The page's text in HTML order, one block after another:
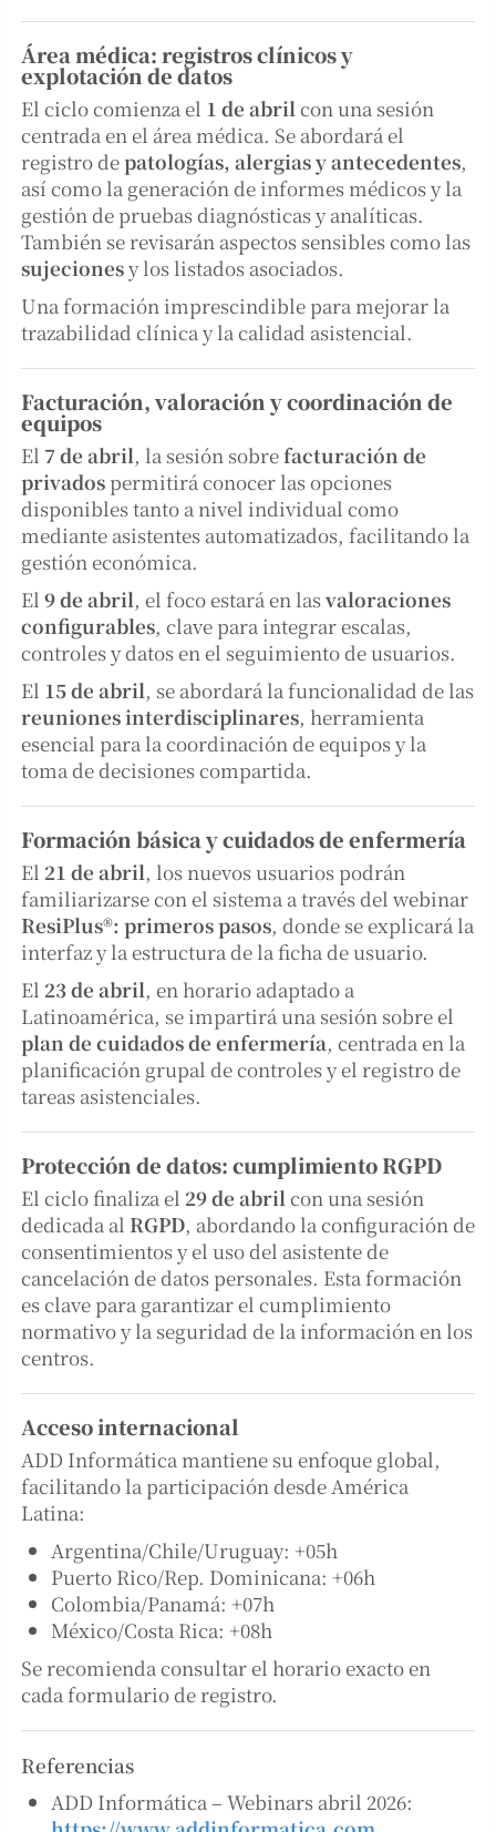
Área médica: registros clínicos y
explotación de datos
El ciclo comienza el 1 de abril con una sesión
centrada en el área médica. Se abordará el
registro depatologías, alergias y antecedentes,
así como la generación de informes médicos y la
gestión de pruebas diagnósticas y analíticas.
También se revisarán aspectos sensibles como las
sujecionesy los listados asociados.
Una formación imprescindible para mejorar la
trazabilidad clínica y la calidad asistencial.
Facturación, valoración y coordinación de
equipos
El 7 de abril, la sesión sobrefacturación de
privados permitirá conocer las opciones
disponibles tanto a nivel individual como
mediante asistentes automatizados, facilitando la
gestión económica.
El 9 de abril, el foco estará en lasvaloraciones
configurables, clave para integrar escalas,
controles y datos en el seguimiento de usuarios.
El 15 de abril, se abordará la funcionalidad de las
reuniones interdisciplinares, herramienta
esencial para la coordinación de equipos y la
toma de decisiones compartida.
Formación básica y cuidados de enfermería
El 21 de abril, los nuevos usuarios podrán
familiarizarse con el sistema a través del webinar
ResiPlus®: primeros pasos, donde se explicará la
interfaz y la estructura de la ficha de usuario.
El 23 de abril, en horario adaptado a
Latinoamérica, se impartirá una sesión sobre el
plan de cuidados de enfermería, centrada en la
planificación grupal de controles y el registro de
tareas asistenciales.
Protección de datos: cumplimiento RGPD
El ciclo finaliza el 29 de abril con una sesión
dedicada al RGPD, abordando la configuración de
consentimientos y el uso del asistente de
cancelación de datos personales. Esta formación
es clave para garantizar el cumplimiento
normativo y la seguridad de la información en los
centros.
Acceso internacional
ADD Informática mantiene su enfoque global,
facilitando la participación desde América
Latina:
Argentina/Chile/Uruguay: +05h
Puerto Rico/Rep. Dominicana: +06h
Colombia/Panamá: +07h
México/Costa Rica: +08h
Se recomienda consultar el horario exacto en
cada formulario de registro.
Referencias
ADD Informática – Webinars abril 2026: